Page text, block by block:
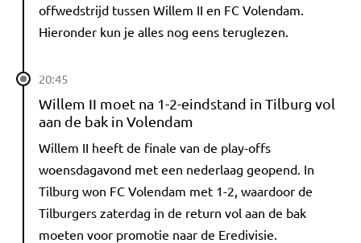
offwedstrijd tussen Willem II en FC Volendam.
Hieronder kun je alles nog eens teruglezen.
20:45
Willem II moet na 1-2-eindstand in Tilburg vol
aan de bak in Volendam
Willem II heeft de finale van de play-offs
woensdagavond met een nederlaag geopend. In
Tilburg won FC Volendam met 1-2, waardoor de
Tilburgers zaterdag in de return vol aan de bak
moeten voor promotie naar de Eredivisie.